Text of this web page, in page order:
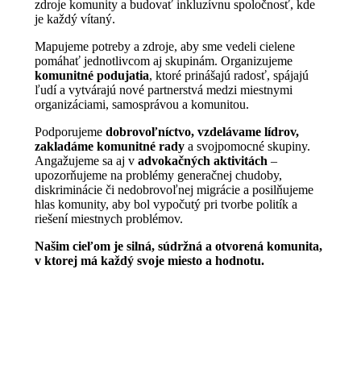
zdroje komunity a budovať inkluzívnu spoločnosť, kde
je každý vítaný.
Mapujeme potreby a zdroje, aby sme vedeli cielene
pomáhať jednotlivcom aj skupinám. Organizujeme
komunitné podujatia, ktoré prinášajú radosť, spájajú
ľudí a vytvárajú nové partnerstvá medzi miestnymi
organizáciami, samosprávou a komunitou.
Podporujeme dobrovoľníctvo, vzdelávame lídrov,
zakladáme komunitné radya svojpomocné skupiny.
Angažujeme sa aj v advokačných aktivitách –
upozorňujeme na problémy generačnej chudoby,
diskriminácie či nedobrovoľnej migrácie a posilňujeme
hlas komunity, aby bol vypočutý pri tvorbe politík a
riešení miestnych problémov.
Našim cieľom je silná, súdržná a otvorená komunita,
v ktorej má každý svoje miesto a hodnotu.